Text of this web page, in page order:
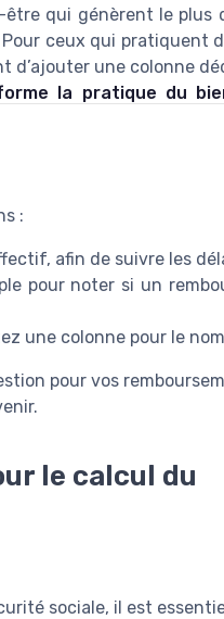
qui génèrent le plus
ceux qui pratiquent
une colonne
la pratique du
:
afin de suivre les
pour noter si un
une colonne pour le
pour vos
le calcul du
sociale, il est